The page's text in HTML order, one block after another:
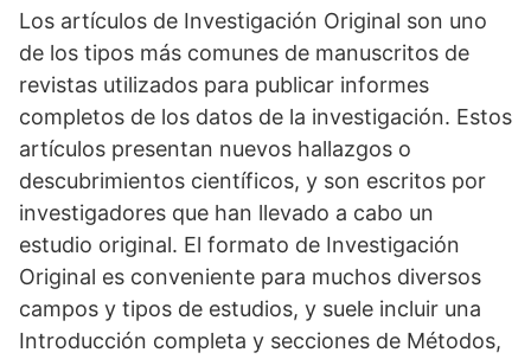
Los artículos de Investigación Original son uno
de los tipos más comunes de manuscritos de
revistas utilizados para publicar informes
completos de los datos de la investigación. Estos
artículos presentan nuevos hallazgos o
descubrimientos científicos, y son escritos por
investigadores que han llevado a cabo un
estudio original. El formato de Investigación
Original es conveniente para muchos diversos
campos y tipos de estudios, y suele incluir una
Introducción completa y secciones de Métodos,